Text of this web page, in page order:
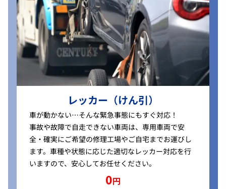
レッカー（けん引）
車が動かない…そんな緊急事態にもすぐ対応！
事故や故障で自走できない車両は、専用車両で安
全・確実にご希望の修理工場やご自宅までお運びし
ます。車種や状態に応じた適切なレッカー対応を行
いますので、安心してお任せください。
0円